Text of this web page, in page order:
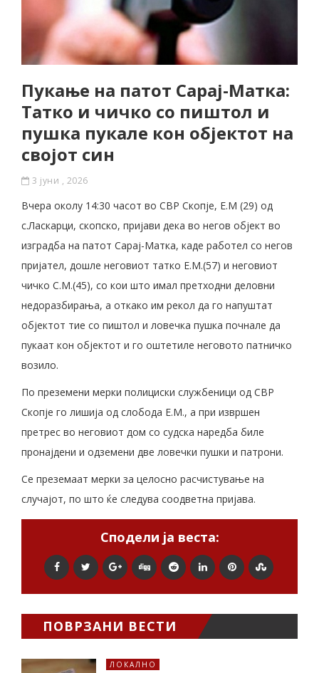
Пукање на патот Сарај-Матка:
Татко и чичко со пиштол и
пушка пукале кон објектот на
својот син
3 јуни , 2026
Вчера околу 14:30 часот во СВР Скопје, Е.М (29) од
с.Ласкарци, скопско, пријави дека во негов објект во
изградба на патот Сарај-Матка, каде работел со негов
пријател, дошле неговиот татко Е.М.(57) и неговиот
чичко С.М.(45), со кои што имал претходни деловни
недоразбирања, а откако им рекол да го напуштат
објектот тие со пиштол и ловечка пушка почнале да
пукаат кон објектот и го оштетиле неговото патничко
возило.
По преземени мерки полициски службеници од СВР
Скопје го лишија од слобода Е.М., а при извршен
претрес во неговиот дом со судска наредба биле
пронајдени и одземени две ловечки пушки и патрони.
Се преземаат мерки за целосно расчистување на
случајот, по што ќе следува соодветна пријава.
Сподели ја веста:
ПОВРЗАНИ ВЕСТИ
ЛОКАЛНО